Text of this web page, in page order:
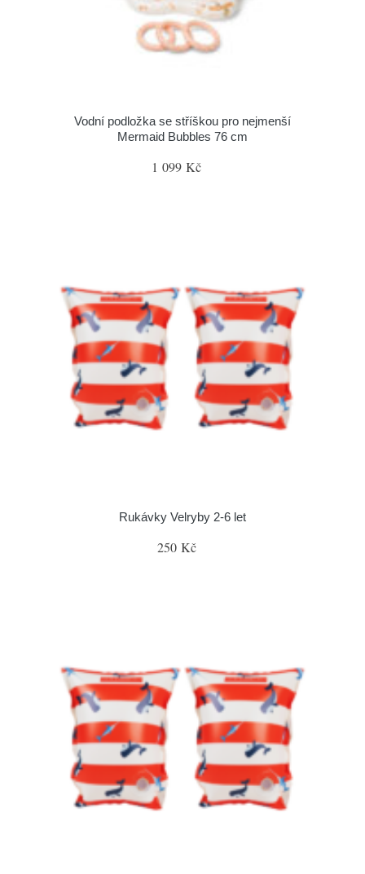
Vodní podložka se stříškou pro nejmenší
Mermaid Bubbles 76 cm
1 099 Kč
Rukávky Velryby 2-6 let
250 Kč